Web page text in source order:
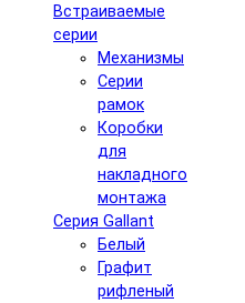
Встраиваемые
серии
Механизмы
Серии
рамок
Коробки
для
накладного
монтажа
Серия Gallant
Белый
Графит
рифленый